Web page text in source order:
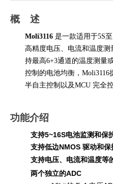
概 述
Moli3116是一款适用于5S
高精度电压、电流和温度测
持最高6+3通道的温度测量
控制的电池均衡 ，Moli3116
半自主控制以及MCU 完全控
功能介绍
支持5~16S电池监测和保
支持低边NMOS 驱动和
支持电压、电流和温度等
两个独立的ADC